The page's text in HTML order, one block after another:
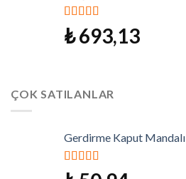
5 üzerinden
5.00oy aldı
₺693,13
ÇOK SATILANLAR
Gerdirme Kaput Mandalı
5 üzerinden